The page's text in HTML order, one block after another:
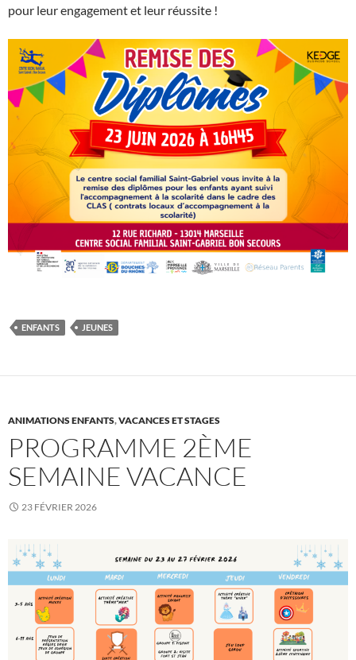
pour leur engagement et leur réussite !
ENFANTS JEUNES
ANIMATIONS ENFANTS,VACANCES ET STAGES
PROGRAMME 2ÈME
SEMAINE VACANCE
23 FÉVRIER 2026